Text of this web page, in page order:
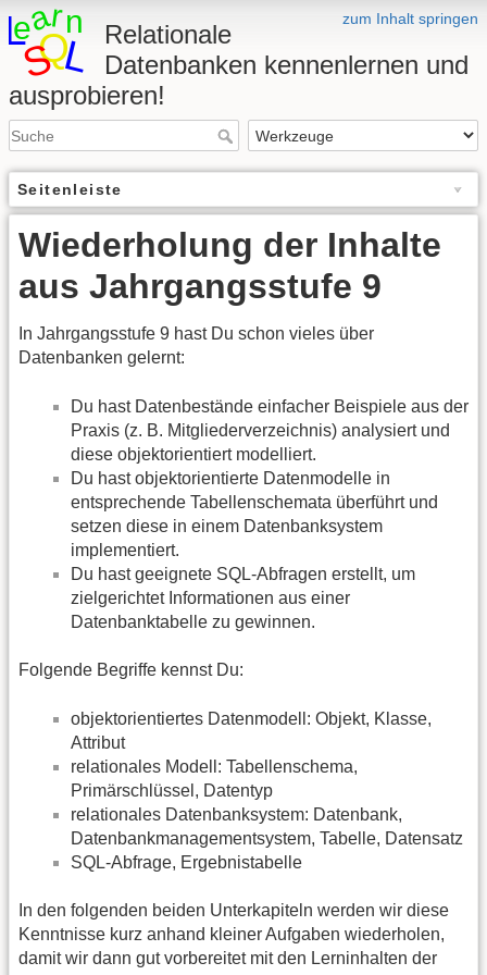
zum Inhalt springen
Relationale
Datenbanken kennenlernen und
ausprobieren!
Seitenleiste
Wiederholung der Inhalte
aus Jahrgangsstufe 9
In Jahrgangsstufe 9 hast Du schon vieles über
Datenbanken gelernt:
Du hast Datenbestände einfacher Beispiele aus der
Praxis (z. B. Mitgliederverzeichnis) analysiert und
diese objektorientiert modelliert.
Du hast objektorientierte Datenmodelle in
entsprechende Tabellenschemata überführt und
setzen diese in einem Datenbanksystem
implementiert.
Du hast geeignete SQL-Abfragen erstellt, um
zielgerichtet Informationen aus einer
Datenbanktabelle zu gewinnen.
Folgende Begriffe kennst Du:
objektorientiertes Datenmodell: Objekt, Klasse,
Attribut
relationales Modell: Tabellenschema,
Primärschlüssel, Datentyp
relationales Datenbanksystem: Datenbank,
Datenbankmanagementsystem, Tabelle, Datensatz
SQL-Abfrage, Ergebnistabelle
In den folgenden beiden Unterkapiteln werden wir diese
Kenntnisse kurz anhand kleiner Aufgaben wiederholen,
damit wir dann gut vorbereitet mit den Lerninhalten der